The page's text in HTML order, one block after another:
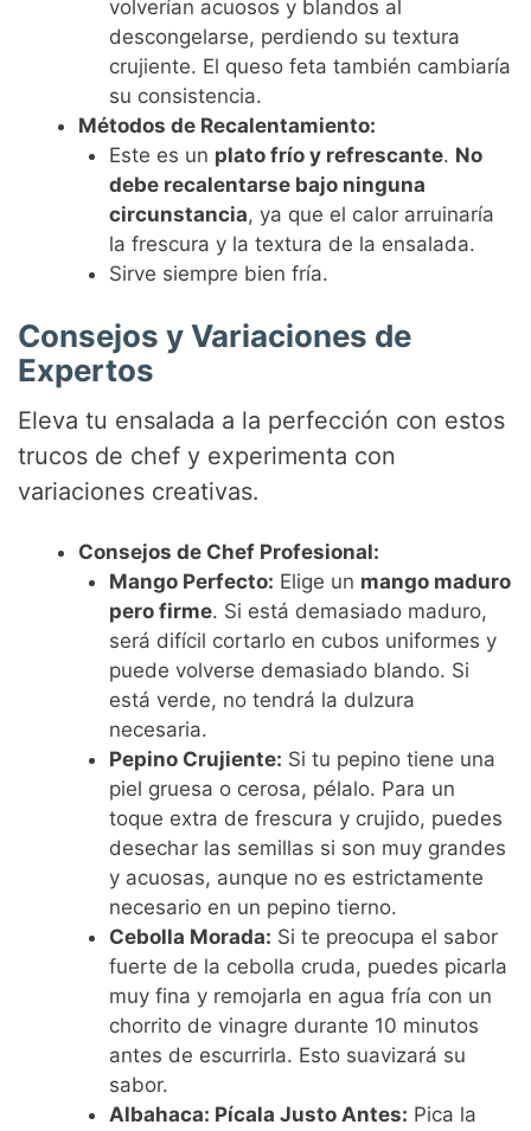
volverían acuosos y blandos al
descongelarse, perdiendo su textura
crujiente. El queso feta también cambiaría
su consistencia.
Métodos de Recalentamiento:
Este es un plato frío y refrescante. No
debe recalentarse bajo ninguna
circunstancia, ya que el calor arruinaría
la frescura y la textura de la ensalada.
Sirve siempre bien fría.
Consejos y Variaciones de
Expertos
Eleva tu ensalada a la perfección con estos
trucos de chef y experimenta con
variaciones creativas.
Consejos de Chef Profesional:
Mango Perfecto: Elige un mango maduro
pero firme. Si está demasiado maduro,
será difícil cortarlo en cubos uniformes y
puede volverse demasiado blando. Si
está verde, no tendrá la dulzura
necesaria.
Pepino Crujiente: Si tu pepino tiene una
piel gruesa o cerosa, pélalo. Para un
toque extra de frescura y crujido, puedes
desechar las semillas si son muy grandes
y acuosas, aunque no es estrictamente
necesario en un pepino tierno.
Cebolla Morada: Si te preocupa el sabor
fuerte de la cebolla cruda, puedes picarla
muy fina y remojarla en agua fría con un
chorrito de vinagre durante 10 minutos
antes de escurrirla. Esto suavizará su
sabor.
Albahaca: Pícala Justo Antes: Pica la